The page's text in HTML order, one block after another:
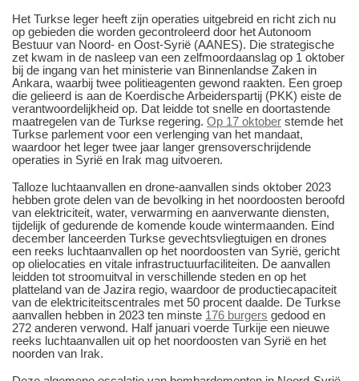
Het Turkse leger heeft zijn operaties uitgebreid en richt zich nu
op gebieden die worden gecontroleerd door het Autonoom
Bestuur van Noord- en Oost-Syrië (AANES). Die strategische
zet kwam in de nasleep van een zelfmoordaanslag op 1 oktober
bij de ingang van het ministerie van Binnenlandse Zaken in
Ankara, waarbij twee politieagenten gewond raakten. Een groep
die gelieerd is aan de Koerdische Arbeiderspartij (PKK) eiste de
verantwoordelijkheid op. Dat leidde tot snelle en doortastende
maatregelen van de Turkse regering. Op 17 oktober stemde het
Turkse parlement voor een verlenging van het mandaat,
waardoor het leger twee jaar langer grensoverschrijdende
operaties in Syrië en Irak mag uitvoeren.
Talloze luchtaanvallen en drone-aanvallen sinds oktober 2023
hebben grote delen van de bevolking in het noordoosten beroofd
van elektriciteit, water, verwarming en aanverwante diensten,
tijdelijk of gedurende de komende koude wintermaanden. Eind
december lanceerden Turkse gevechtsvliegtuigen en drones
een reeks luchtaanvallen op het noordoosten van Syrië, gericht
op olielocaties en vitale infrastructuurfaciliteiten. De aanvallen
leidden tot stroomuitval in verschillende steden en op het
platteland van de Jazira regio, waardoor de productiecapaciteit
van de elektriciteitscentrales met 50 procent daalde. De Turkse
aanvallen hebben in 2023 ten minste 176 burgers gedood en
272 anderen verwond. Half januari voerde Turkije een nieuwe
reeks luchtaanvallen uit op het noordoosten van Syrië en het
noorden van Irak.